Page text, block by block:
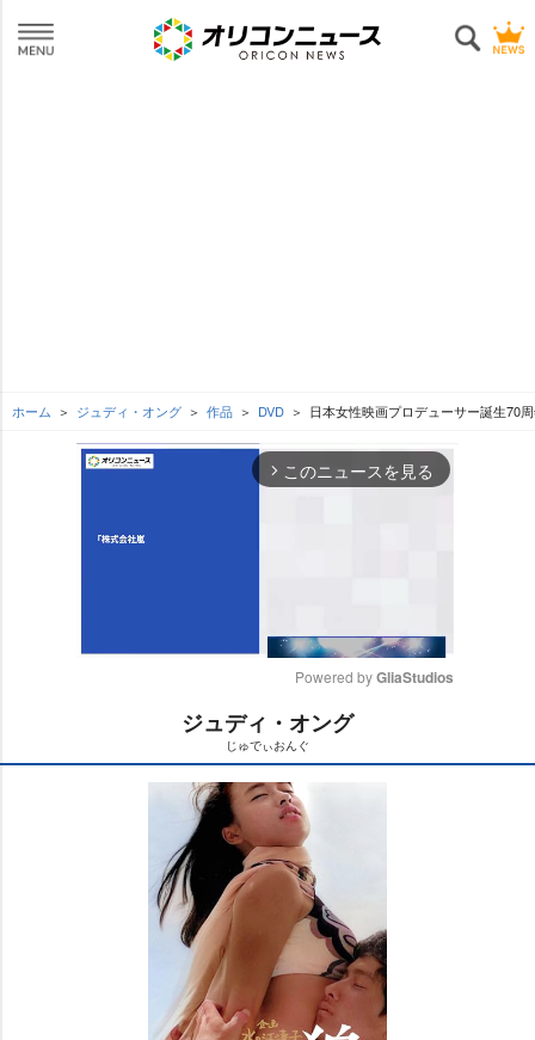
ホーム ジュディ・オング 作品 DVD 日本女性映画プロデューサー誕生70
arrow_forward_ios このニュースを見る
t
Powered by GliaStudios
ジュディ・オング
じゅでぃおんぐ